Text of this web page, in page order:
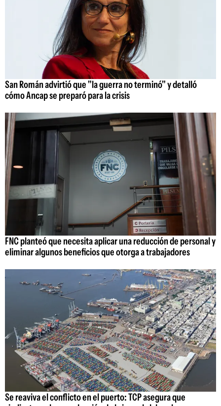
San Román advirtió que "la guerra no terminó" y detalló
cómo Ancap se preparó para la crisis
FNC planteó que necesita aplicar una reducción de personal y
eliminar algunos beneficios que otorga a trabajadores
Se reaviva el conflicto en el puerto: TCP asegura que